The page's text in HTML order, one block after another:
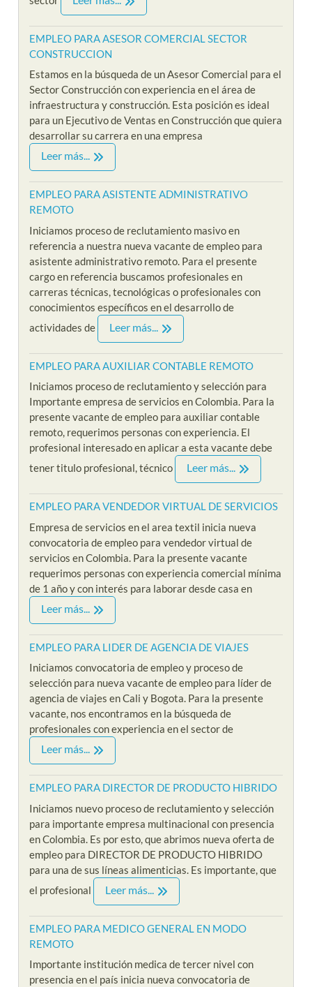
EMPLEO PARA ASESOR COMERCIAL SECTOR
CONSTRUCCION
Estamos en la búsqueda de un Asesor Comercial para el
Sector Construcción con experiencia en el área de
infraestructura y construcción. Esta posición es ideal
para un Ejecutivo de Ventas en Construcción que quiera
desarrollar su carrera en una empresa
Leer más...
EMPLEO PARA ASISTENTE ADMINISTRATIVO
REMOTO
Iniciamos proceso de reclutamiento masivo en
referencia a nuestra nueva vacante de empleo para
asistente administrativo remoto. Para el presente
cargo en referencia buscamos profesionales en
carreras técnicas, tecnológicas o profesionales con
conocimientos específicos en el desarrollo de
actividades de
Leer más...
EMPLEO PARA AUXILIAR CONTABLE REMOTO
Iniciamos proceso de reclutamiento y selección para
Importante empresa de servicios en Colombia. Para la
presente vacante de empleo para auxiliar contable
remoto, requerimos personas con experiencia. El
profesional interesado en aplicar a esta vacante debe
tener titulo profesional, técnico
Leer más...
EMPLEO PARA VENDEDOR VIRTUAL DE SERVICIOS
Empresa de servicios en el area textil inicia nueva
convocatoria de empleo para vendedor virtual de
servicios en Colombia. Para la presente vacante
requerimos personas con experiencia comercial mínima
de 1 año y con interés para laborar desde casa en
Leer más...
EMPLEO PARA LIDER DE AGENCIA DE VIAJES
Iniciamos convocatoria de empleo y proceso de
selección para nueva vacante de empleo para líder de
agencia de viajes en Cali y Bogota. Para la presente
vacante, nos encontramos en la búsqueda de
profesionales con experiencia en el sector de
Leer más...
EMPLEO PARA DIRECTOR DE PRODUCTO HIBRIDO
Iniciamos nuevo proceso de reclutamiento y selección
para importante empresa multinacional con presencia
en Colombia. Es por esto, que abrimos nueva oferta de
empleo para DIRECTOR DE PRODUCTO HIBRIDO
para una de sus líneas alimenticias. Es importante, que
el profesional
Leer más...
EMPLEO PARA MEDICO GENERAL EN MODO
REMOTO
Importante institución medica de tercer nivel con
presencia en el país inicia nueva convocatoria de